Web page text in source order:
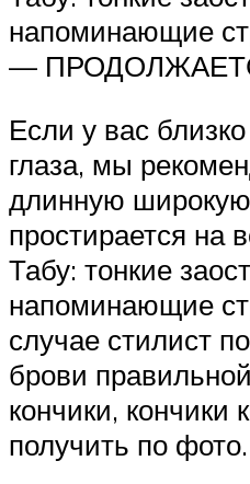
напоминающие
—
Если у вас
глаза, мы
длинную широкую
простирается на
Табу: тонкие
напоминающие
случае стилист
брови
кончики, кончики
получить по фото.